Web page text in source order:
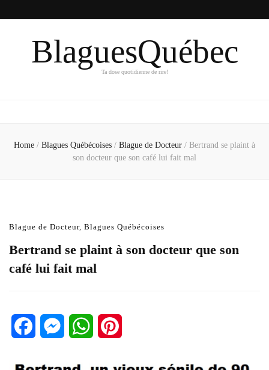
BlaguesQuébec
Ta dose quotidienne de rire!
Home / Blagues Québécoises / Blague de Docteur / Bertrand se plaint à
son docteur que son café lui fait mal
Blague de Docteur, Blagues Québécoises
Bertrand se plaint à son docteur que son
café lui fait mal
FacebookMessengerWhatsApp